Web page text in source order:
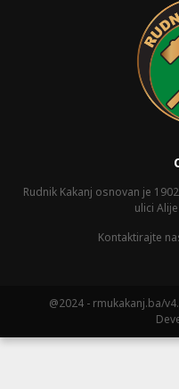
Rudnik Kakanj osnovan je
ulici
Kontaktirajte
@2024 - rmukakanj.ba/